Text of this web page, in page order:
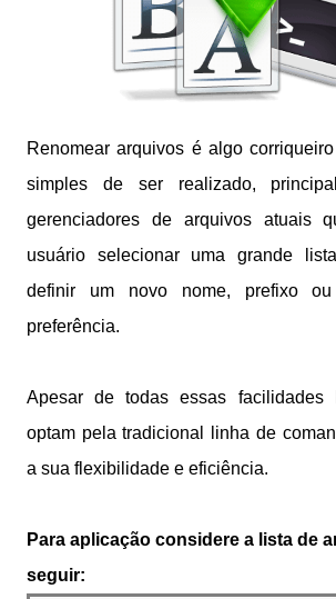
Renomear arquivos é algo
simples de ser realizado,
gerenciadores de arquivos atuais
usuário selecionar uma grande
definir um novo nome, prefixo
preferência.
Apesar de todas essas facilidades
optam pela tradicional linha de
a sua flexibilidade e eficiência.
Para aplicação considere a lista de
seguir: